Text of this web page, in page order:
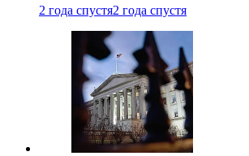
2 года спустя2 года спустя